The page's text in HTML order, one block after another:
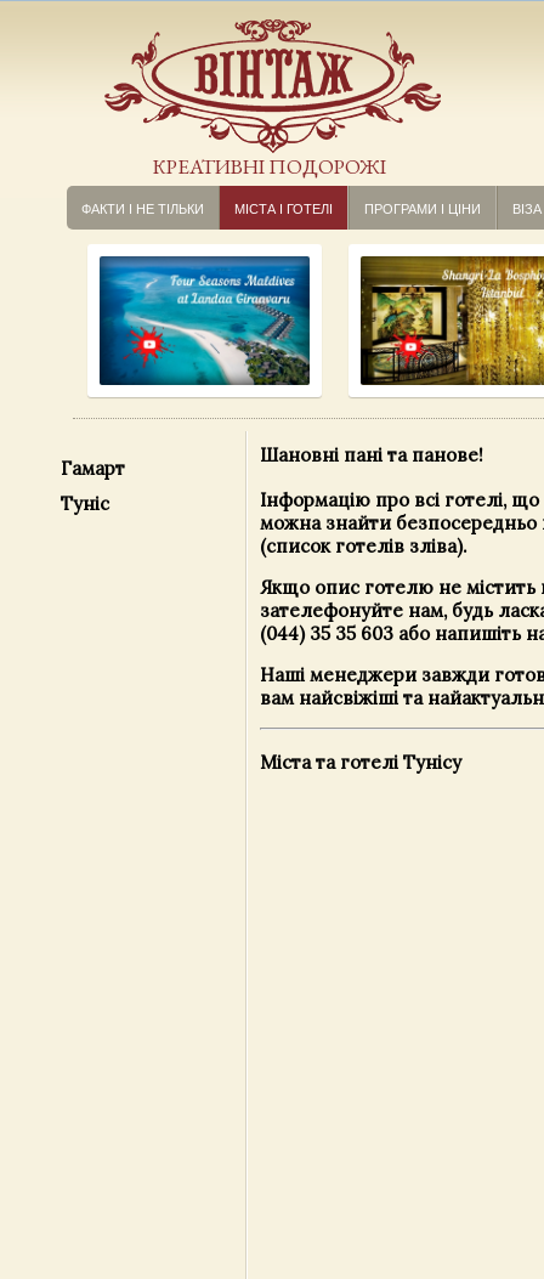
КРЕАТИВНІ ПОДОРОЖІ
ФАКТИ І НЕ ТІЛЬКИ МІСТА І ГОТЕЛІ ПРОГРАМИ І ЦІНИ ВІЗА
Гамарт
Туніс
Шановні пані та панове!
Інформацію про всі готелі, що
можна знайти безпосередньо
(список готелів зліва).
Якщо опис готелю не містить
зателефонуйте нам, будь
(044) 35 35 603 або напишіть
Наші менеджери завжди
вам найсвіжіші та
Міста та готелі Тунісу